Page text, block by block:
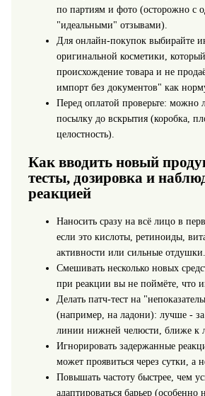
по партиям и фото (осторожно с
"идеальными" отзывами).
Для онлайн-покупок выбирайте
оригинальной косметики,
происхождение товара и не
импорт без документов" как
Перед оплатой проверьте: можно
посылку до вскрытия (коробка,
целостность).
Как вводить новый
тесты, дозировка и
реакцией
Наносить сразу на всё лицо в
если это кислоты, ретиноиды,
активности или сильные отдушки.
Смешивать несколько новых
при реакции вы не поймёте, что
Делать патч-тест на
(например, на ладони): лучше -
линии нижней челюсти, ближе к
Игнорировать задержанные
может проявиться через сутки, а
Повышать частоту быстрее, чем
адаптироваться барьер (особенно